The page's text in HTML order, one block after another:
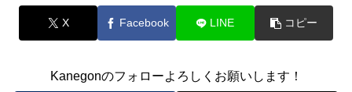
X Facebook LINE コピー
Kanegonのフォローよろしくお願いします！